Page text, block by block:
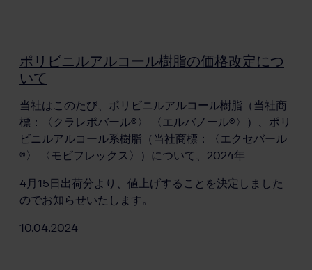
ポリビニルアルコール樹脂の価格改定につ
いて
当社はこのたび、ポリビニルアルコール樹脂（当社商
標：〈クラレポバール®〉 〈エルバノール®〉）、ポリ
ビニルアルコール系樹脂（当社商標：〈エクセバール
®〉 〈モビフレックス〉）について、2024年
4月15日出荷分より、値上げすることを決定しました
のでお知らせいたします。
10.04.2024